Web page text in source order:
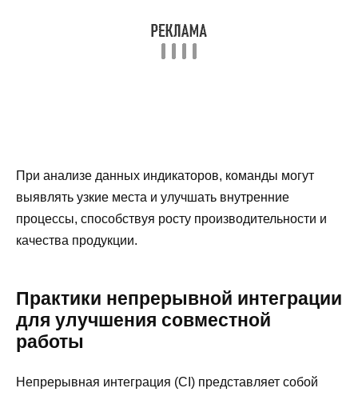
При анализе данных индикаторов, команды могут
выявлять узкие места и улучшать внутренние
процессы, способствуя росту производительности и
качества продукции.
Практики непрерывной интеграции
для улучшения совместной
работы
Непрерывная интеграция (CI) представляет собой